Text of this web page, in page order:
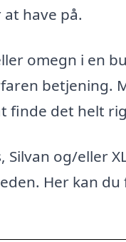
have på.
omegn i en
betjening.
finde det helt
Silvan og/eller
Her kan